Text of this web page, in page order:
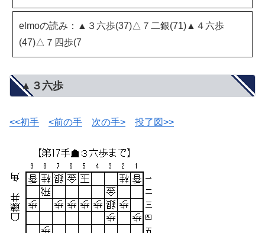
elmoの読み：▲３六歩(37)△７二銀(71)▲４六歩
(47)△７四歩(7
▲３六歩
<<初手 <前の手 次の手> 投了図>>